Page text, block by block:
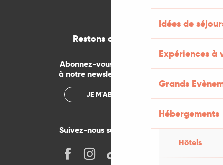
Idées de
Expériences à
Grands
Hébergements
Hôtels
Restons connectés
Abonnez-vous gratuitement
à notre newsletter mensuelle
JE M'ABONNE
Suivez-nous sur les réseaux !